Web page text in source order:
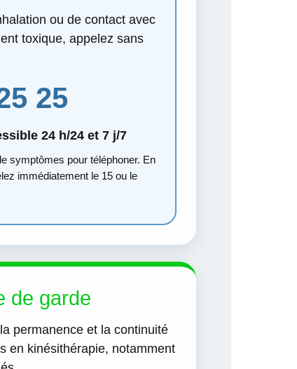
ou de contact avec
toxique, appelez sans
25
24 h/24 et 7 j/7
symptômes pour téléphoner. En
immédiatement le 15 ou le
de garde
permanence et la continuité
en kinésithérapie, notamment